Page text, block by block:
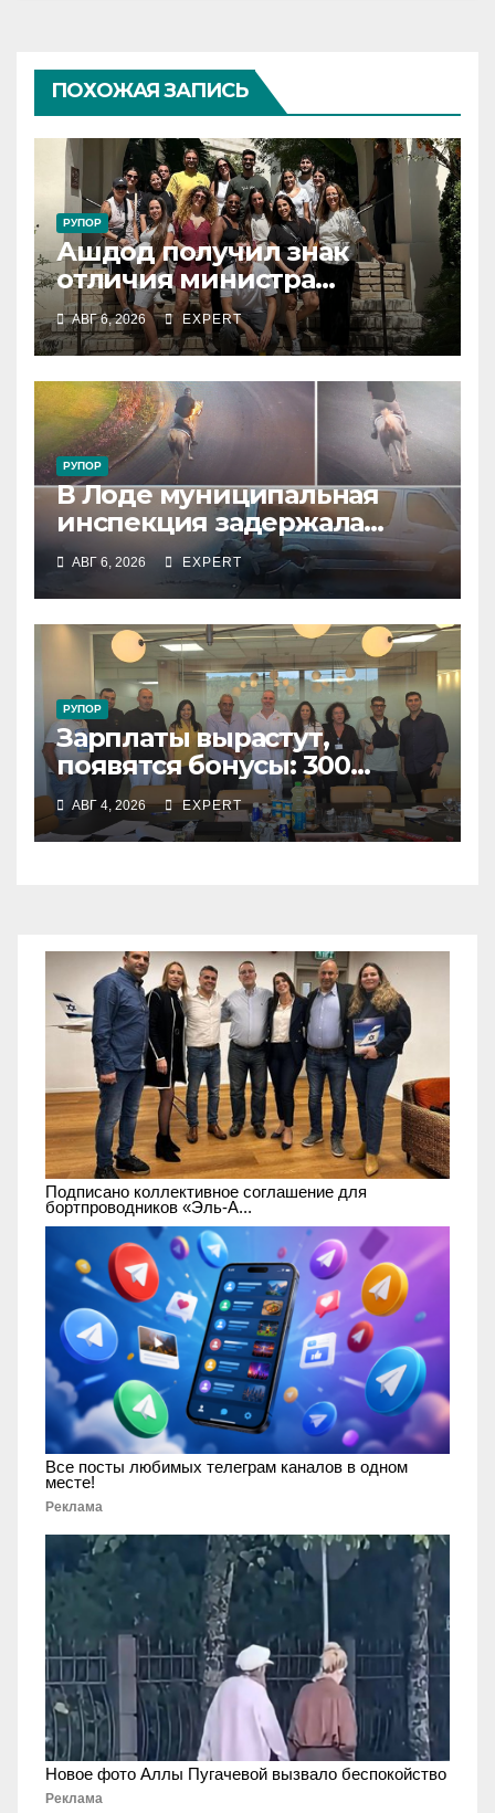
ПОХОЖАЯ ЗАПИСЬ
РУПОР
Ашдод получил знак
отличия министра
обороны за поддержку
резервистов
АВГ 6, 2026 EXPERT
РУПОР
В Лоде муниципальная
инспекция задержала
подростка, устроившего
опасную скачку на лошади
по улицам города
АВГ 6, 2026 EXPERT
РУПОР
Зарплаты вырастут,
появятся бонусы: 300
сотрудников «Штраус»
получили новый
коллективный договор
АВГ 4, 2026 EXPERT
Подписано коллективное соглашение для
бортпроводников «Эль-А...
Все посты любимых телеграм каналов в одном
месте!
Реклама
Новое фото Аллы Пугачевой вызвало беспокойство
Реклама